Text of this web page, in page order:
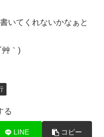
いてくれないかなぁと
艸｀)
る
LINE コピー